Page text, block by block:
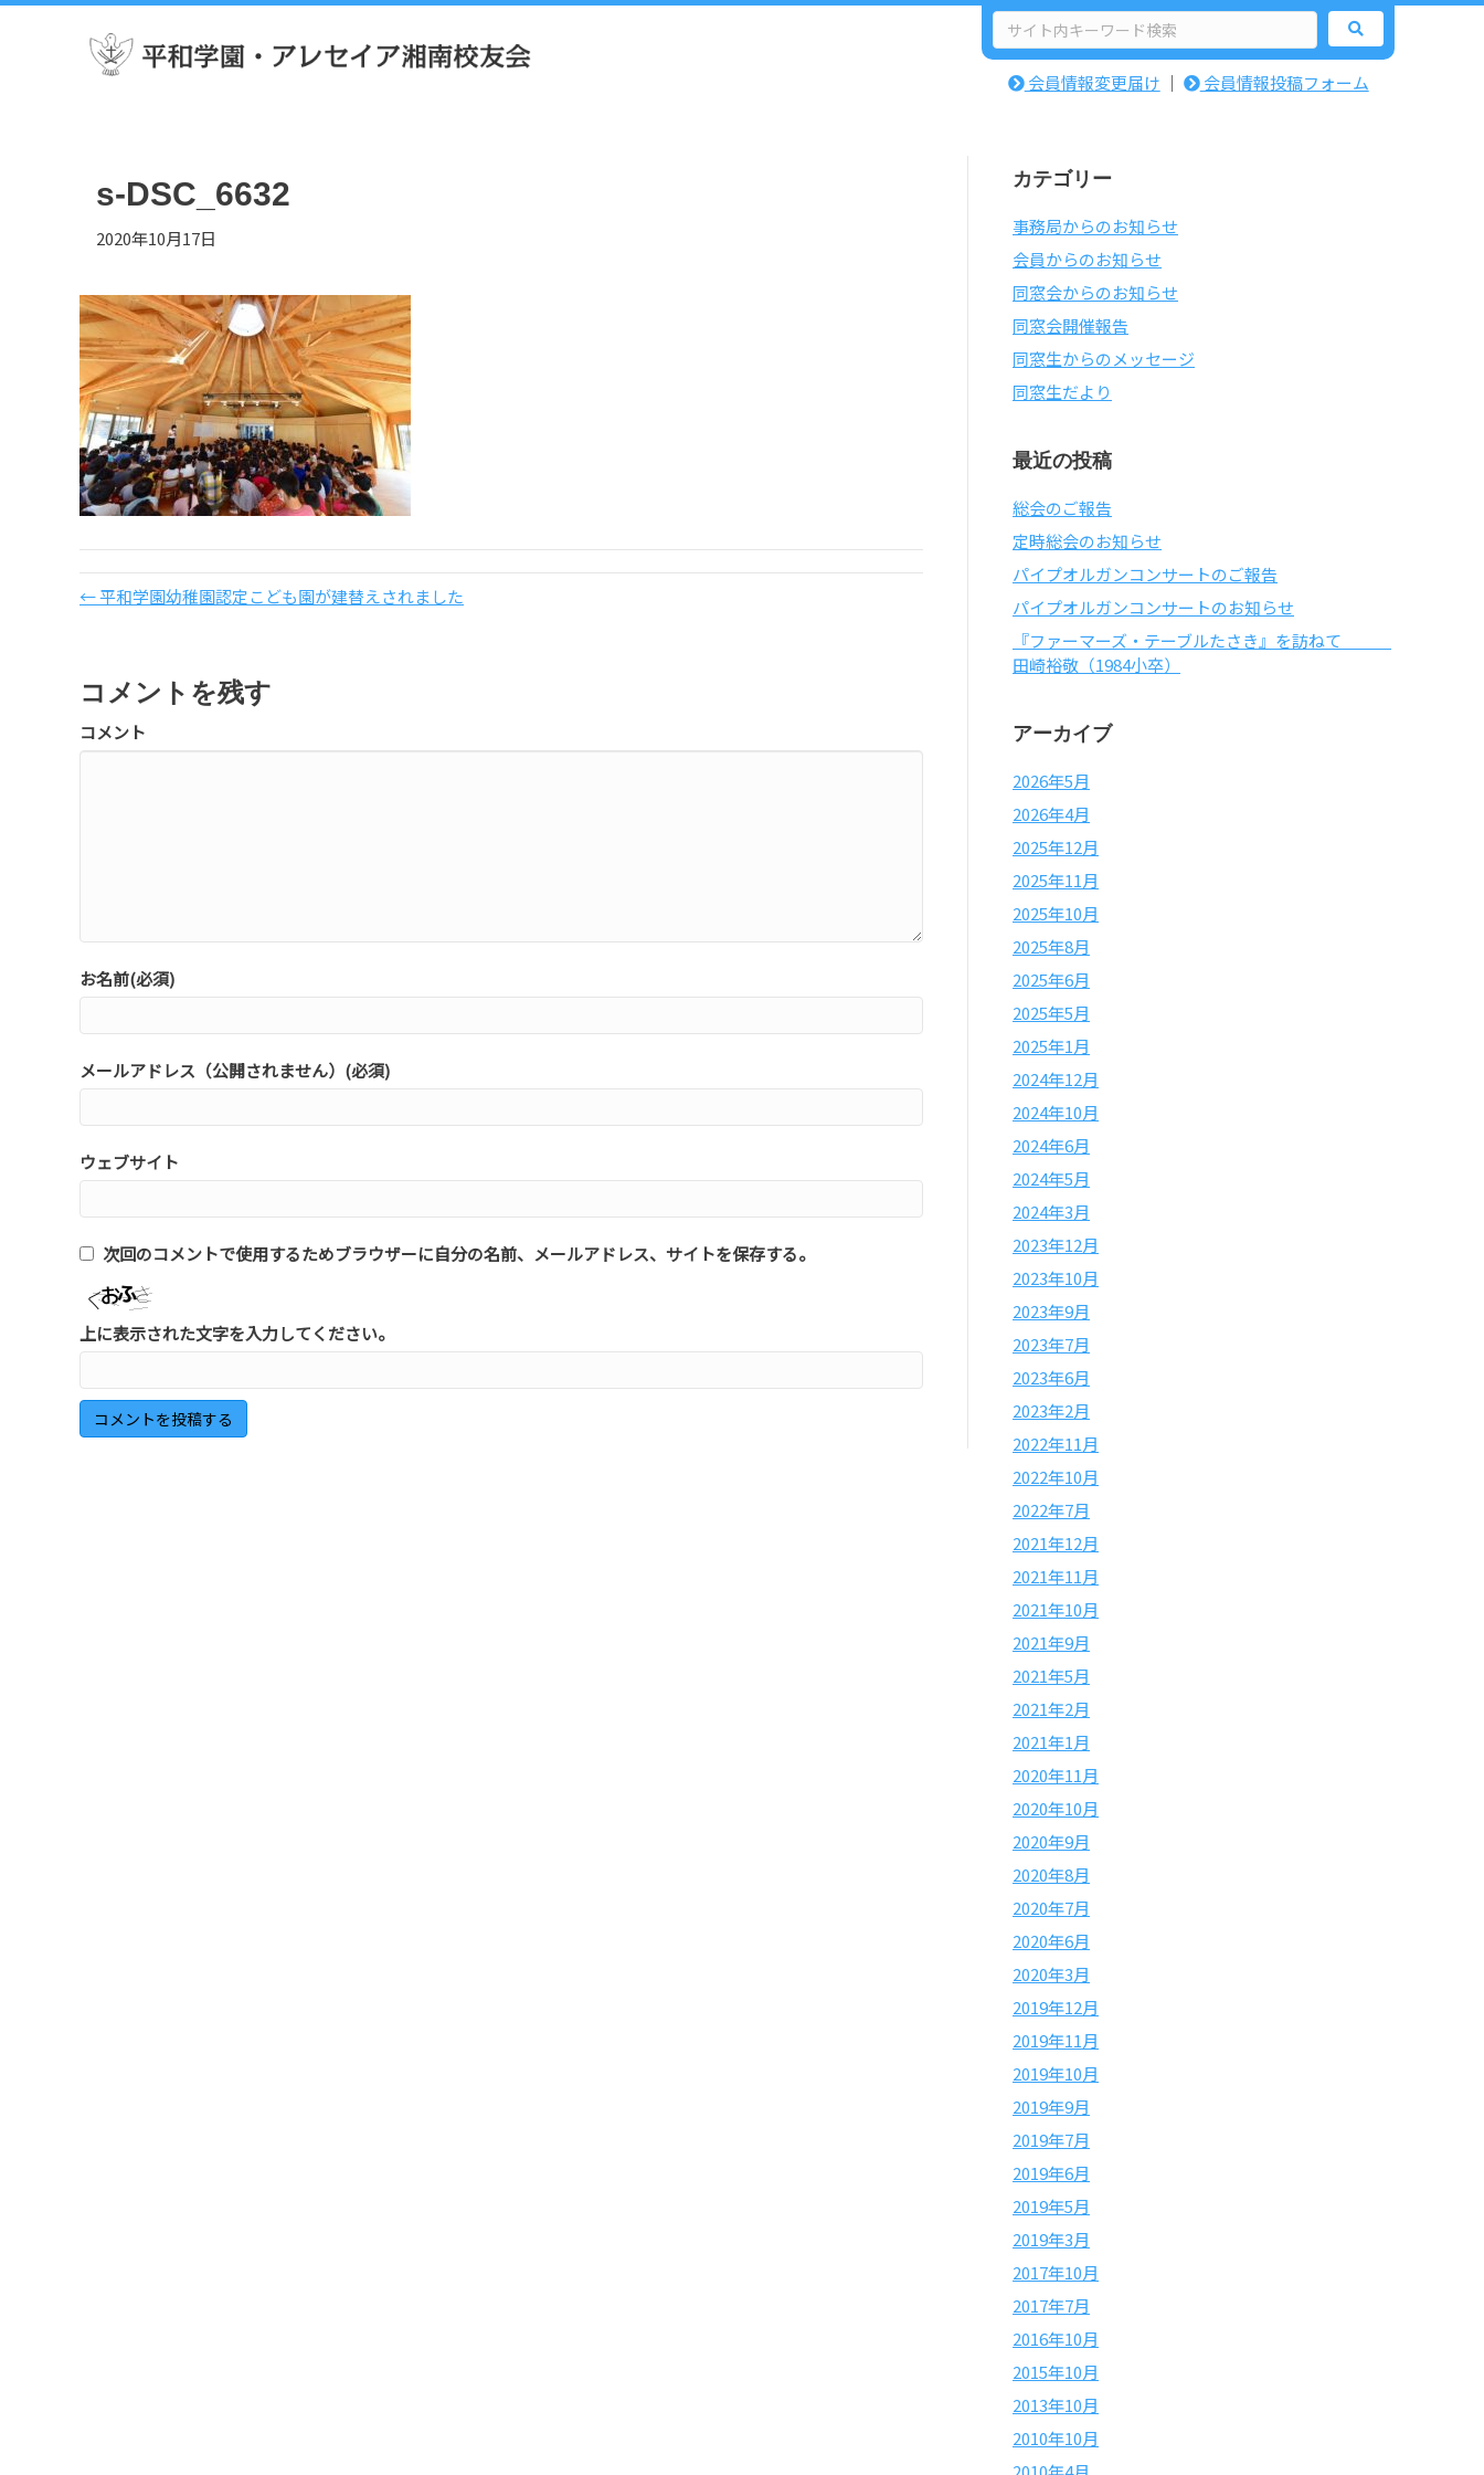
検
索:
会員情報変更届け ｜ 会員情報投稿フォーム
s-DSC_6632
2020年10月17日
← 平和学園幼稚園認定こども園が建替えされました
コメントを残す
コメント
お名前(必須)
メールアドレス（公開されません）(必須)
ウェブサイト
次回のコメントで使用するためブラウザーに自分の名前、メールアドレス、サイトを保存する。
上に表示された文字を入力してください。
カテゴリー
事務局からのお知らせ
会員からのお知らせ
同窓会からのお知らせ
同窓会開催報告
同窓生からのメッセージ
同窓生だより
最近の投稿
総会のご報告
定時総会のお知らせ
パイプオルガンコンサートのご報告
パイプオルガンコンサートのお知らせ
『ファーマーズ・テーブルたさき』を訪ねて
田崎裕敬（1984小卒）
アーカイブ
2026年5月
2026年4月
2025年12月
2025年11月
2025年10月
2025年8月
2025年6月
2025年5月
2025年1月
2024年12月
2024年10月
2024年6月
2024年5月
2024年3月
2023年12月
2023年10月
2023年9月
2023年7月
2023年6月
2023年2月
2022年11月
2022年10月
2022年7月
2021年12月
2021年11月
2021年10月
2021年9月
2021年5月
2021年2月
2021年1月
2020年11月
2020年10月
2020年9月
2020年8月
2020年7月
2020年6月
2020年3月
2019年12月
2019年11月
2019年10月
2019年9月
2019年7月
2019年6月
2019年5月
2019年3月
2017年10月
2017年7月
2016年10月
2015年10月
2013年10月
2010年10月